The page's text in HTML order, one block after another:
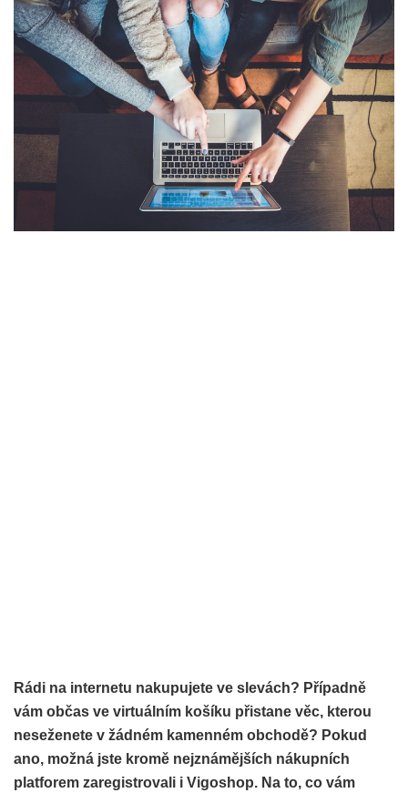
Rádi na internetu nakupujete ve slevách? Případně
vám občas ve virtuálním košíku přistane věc, kterou
neseženete v žádném kamenném obchodě? Pokud
ano, možná jste kromě nejznámějších nákupních
platforem zaregistrovali i Vigoshop. Na to, co vám